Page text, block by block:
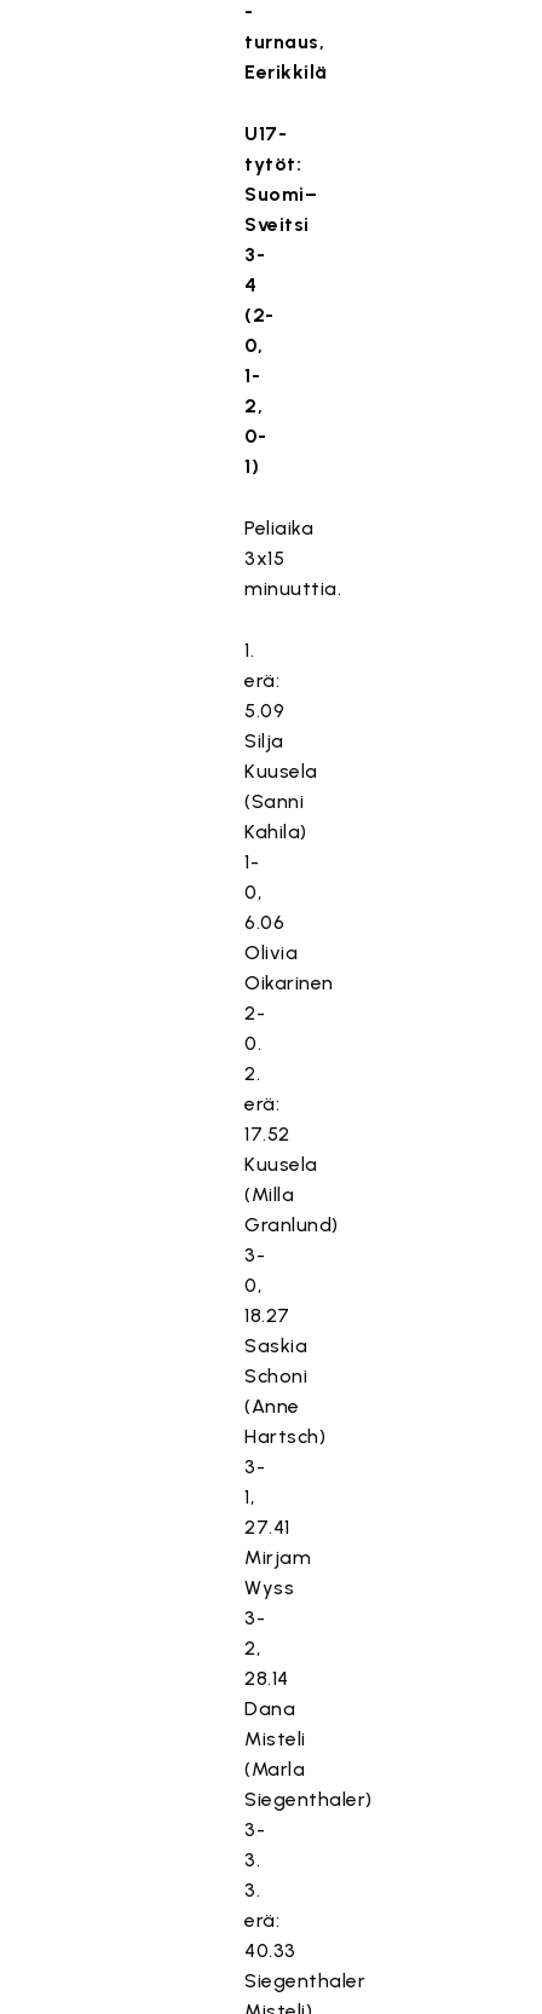
-
turnaus,
Eerikkilä
U17-
tytöt:
Suomi–
Sveitsi
3-
4
(2-
0,
1-
2,
0-
1)
Peliaika
3x15
minuuttia.
1.
erä:
5.09
Silja
Kuusela
(Sanni
Kahila)
1-
0,
6.06
Olivia
Oikarinen
2-
0.
2.
erä:
17.52
Kuusela
(Milla
Granlund)
3-
0,
18.27
Saskia
Schoni
(Anne
Hartsch)
3-
1,
27.41
Mirjam
Wyss
3-
2,
28.14
Dana
Misteli
(Marla
Siegenthaler)
3-
3.
3.
erä:
40.33
Siegenthaler